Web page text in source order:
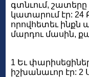
գտնւում,
կատարում էր: 24
որովհետեւ ինքն
մարդու մասին,
1 Եւ
իշխանաւոր էր: 2